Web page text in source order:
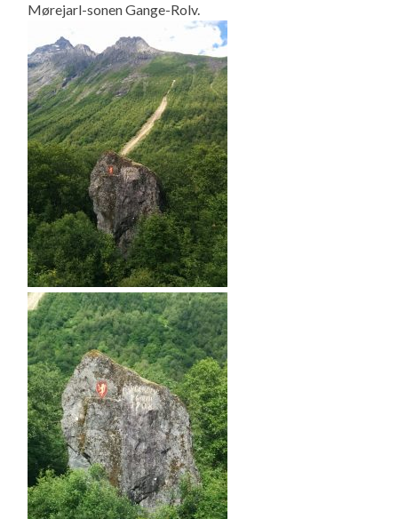
Mørejarl-sonen Gange-Rolv.